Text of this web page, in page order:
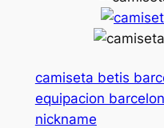
camiseta betis
equipacion
nickname